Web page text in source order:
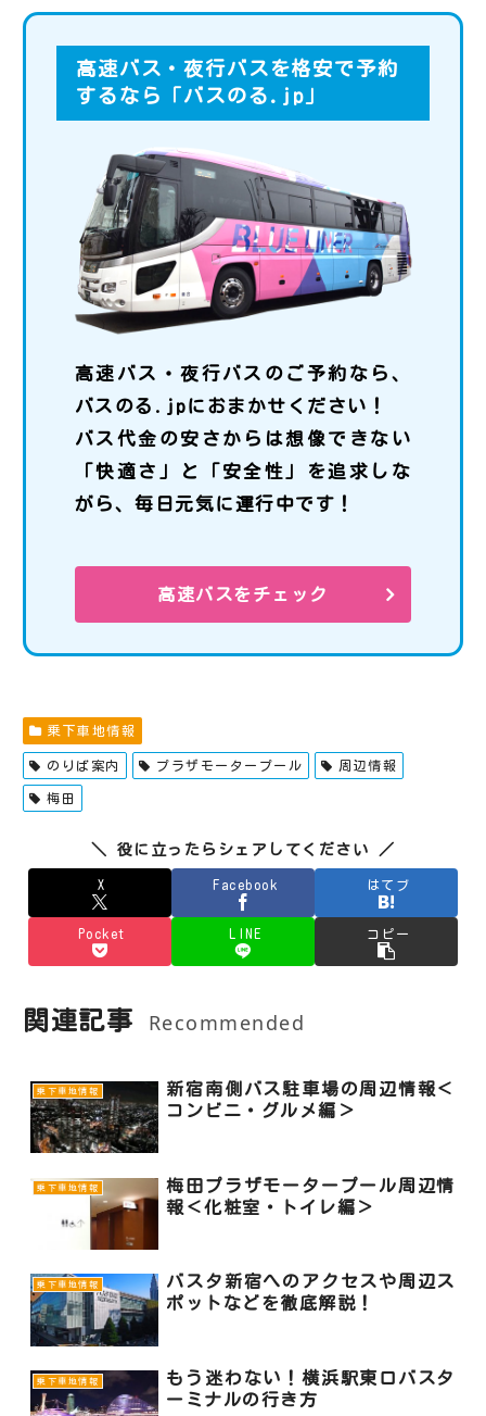
高速バス・夜行バスを格安で予約
するなら「バスのる.jp」
高速バス・夜行バスのご予約なら、
バスのる.jpにおまかせください！
バス代金の安さからは想像できない
「快適さ」と「安全性」を追求しな
がら、毎日元気に運行中です！
高速バスをチェック
乗下車地情報
のりば案内 プラザモータープール 周辺情報
梅田
＼ 役に立ったらシェアしてください ／
X Facebook はてブ
Pocket LINE コピー
関連記事 Recommended
乗下車地情報
新宿南側バス駐車場の周辺情報＜
コンビニ・グルメ編＞
乗下車地情報
梅田プラザモータープール周辺情
報＜化粧室・トイレ編＞
乗下車地情報
バスタ新宿へのアクセスや周辺ス
ポットなどを徹底解説！
乗下車地情報
もう迷わない！横浜駅東口バスタ
ーミナルの行き方